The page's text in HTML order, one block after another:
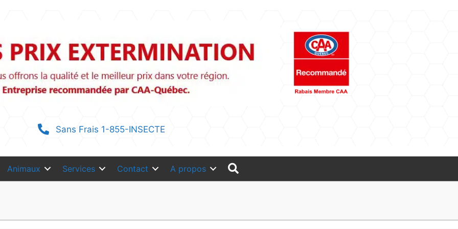
Sans Frais 1-855-INSECTE
Animaux Services Contact A propos